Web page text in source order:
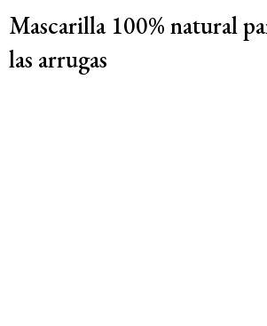
Mascarilla 100% natural
las arrugas